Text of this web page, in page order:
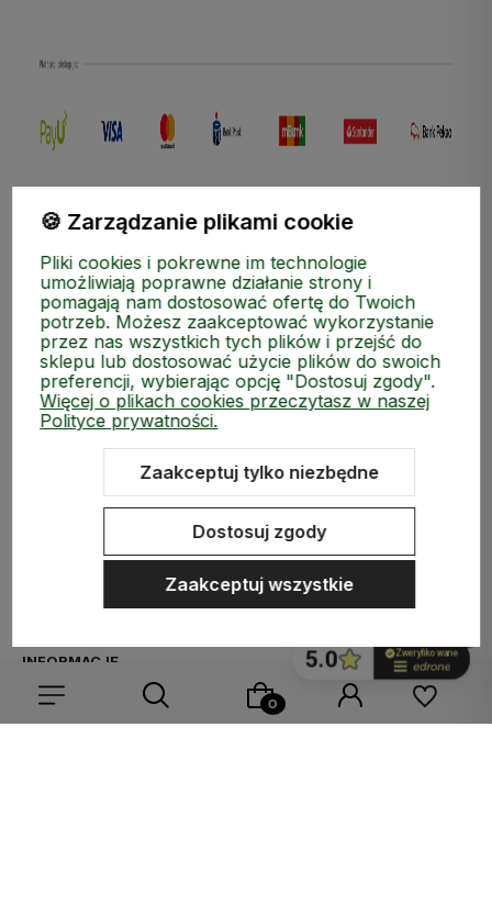
MEDIA SPOŁECZNOŚCIOWE
MOJE KONTO
INFORMACJE
🍪 Zarządzanie plikami cookie
Pliki cookies i pokrewne im technologie
umożliwiają poprawne działanie strony i
pomagają nam dostosować ofertę do Twoich
potrzeb. Możesz zaakceptować wykorzystanie
przez nas wszystkich tych plików i przejść do
sklepu lub dostosować użycie plików do swoich
preferencji, wybierając opcję "Dostosuj zgody".
Więcej o plikach cookies przeczytasz w naszej
Polityce prywatności.
Zaakceptuj tylko niezbędne
Dostosuj zgody
Zaakceptuj wszystkie